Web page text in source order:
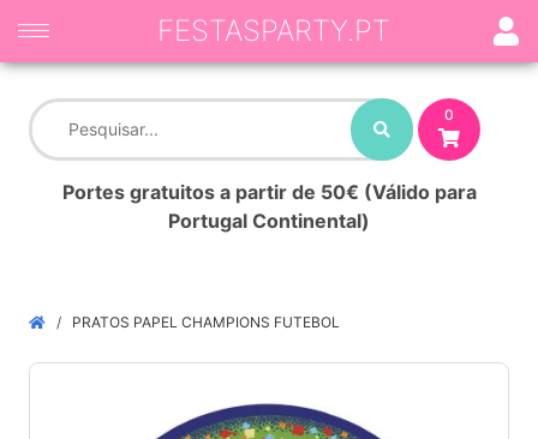
0
Portes gratuitos a partir de 50€ (Válido para
Portugal Continental)
FESTASPARTY.PT
PRATOS PAPEL CHAMPIONS FUTEBOL